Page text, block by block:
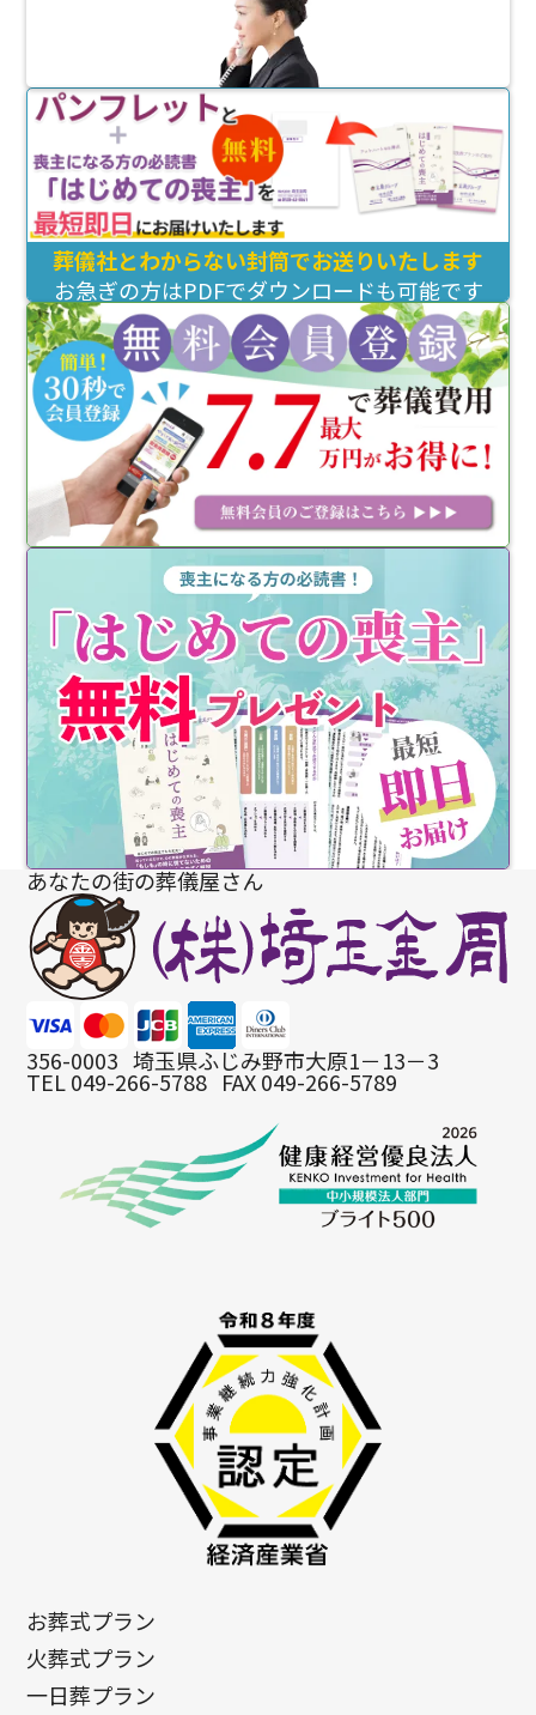
葬儀社とわからない封筒でお送りいたします
お急ぎの方はPDFでダウンロードも可能です
あなたの街の葬儀屋さん
356-0003 埼玉県ふじみ野市大原1－13－3
TEL 049-266-5788 FAX 049-266-5789
お葬式プラン
火葬式プラン
一日葬プラン